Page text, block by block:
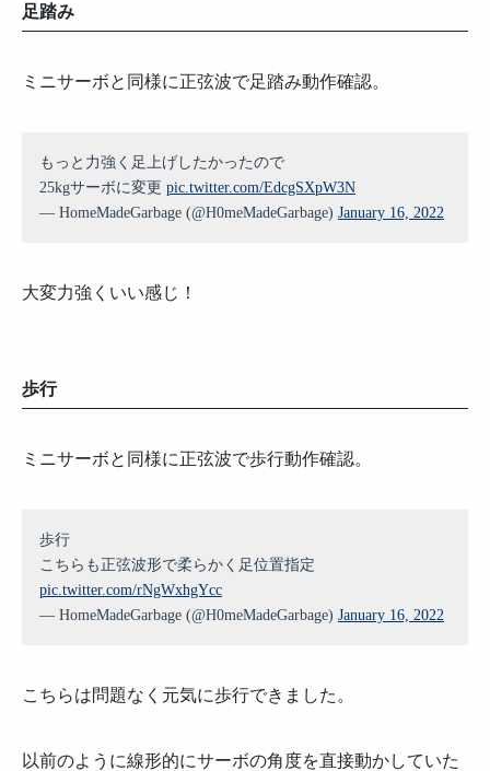
足踏み
ミニサーボと同様に正弦波で足踏み動作確認。
もっと力強く足上げしたかったので
25kgサーボに変更 pic.twitter.com/EdcgSXpW3N
— HomeMadeGarbage (@H0meMadeGarbage) January 16, 2022
大変力強くいい感じ！
歩行
ミニサーボと同様に正弦波で歩行動作確認。
歩行
こちらも正弦波形で柔らかく足位置指定
pic.twitter.com/rNgWxhgYcc
— HomeMadeGarbage (@H0meMadeGarbage) January 16, 2022
こちらは問題なく元気に歩行できました。
以前のように線形的にサーボの角度を直接動かしていた